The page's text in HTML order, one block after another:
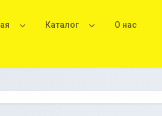
Каталог О нас